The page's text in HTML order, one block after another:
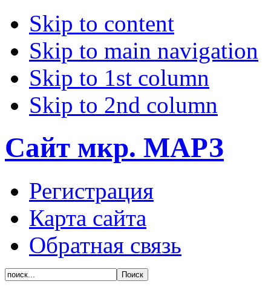
Skip to content
Skip to main navigation
Skip to 1st column
Skip to 2nd column
Сайт мкр. МАРЗ
Регистрация
Карта сайта
Обратная связь